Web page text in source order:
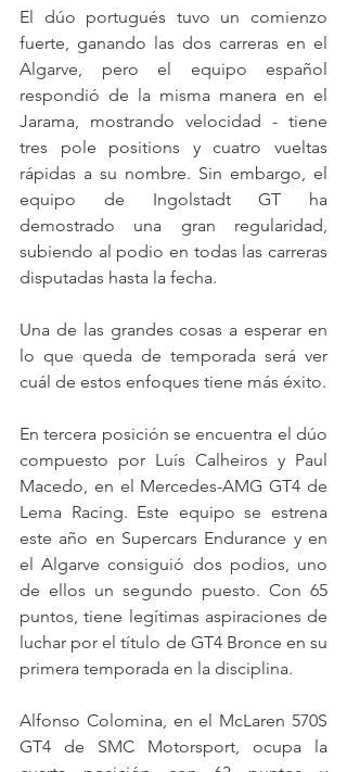
El dúo portugués tuvo un comienzo
fuerte, ganando las dos carreras en el
Algarve, pero el equipo español
respondió de la misma manera en el
Jarama, mostrando velocidad - tiene
tres pole positions y cuatro vueltas
rápidas a su nombre. Sin embargo, el
equipo de Ingolstadt GT ha
demostrado una gran regularidad,
subiendo al podio en todas las carreras
disputadas hasta la fecha.
Una de las grandes cosas a esperar en
lo que queda de temporada será ver
cuál de estos enfoques tiene más éxito.
En tercera posición se encuentra el dúo
compuesto por Luís Calheiros y Paul
Macedo, en el Mercedes-AMG GT4 de
Lema Racing. Este equipo se estrena
este año en Supercars Endurance y en
el Algarve consiguió dos podios, uno
de ellos un segundo puesto. Con 65
puntos, tiene legítimas aspiraciones de
luchar por el título de GT4 Bronce en su
primera temporada en la disciplina.
Alfonso Colomina, en el McLaren 570S
GT4 de SMC Motorsport, ocupa la